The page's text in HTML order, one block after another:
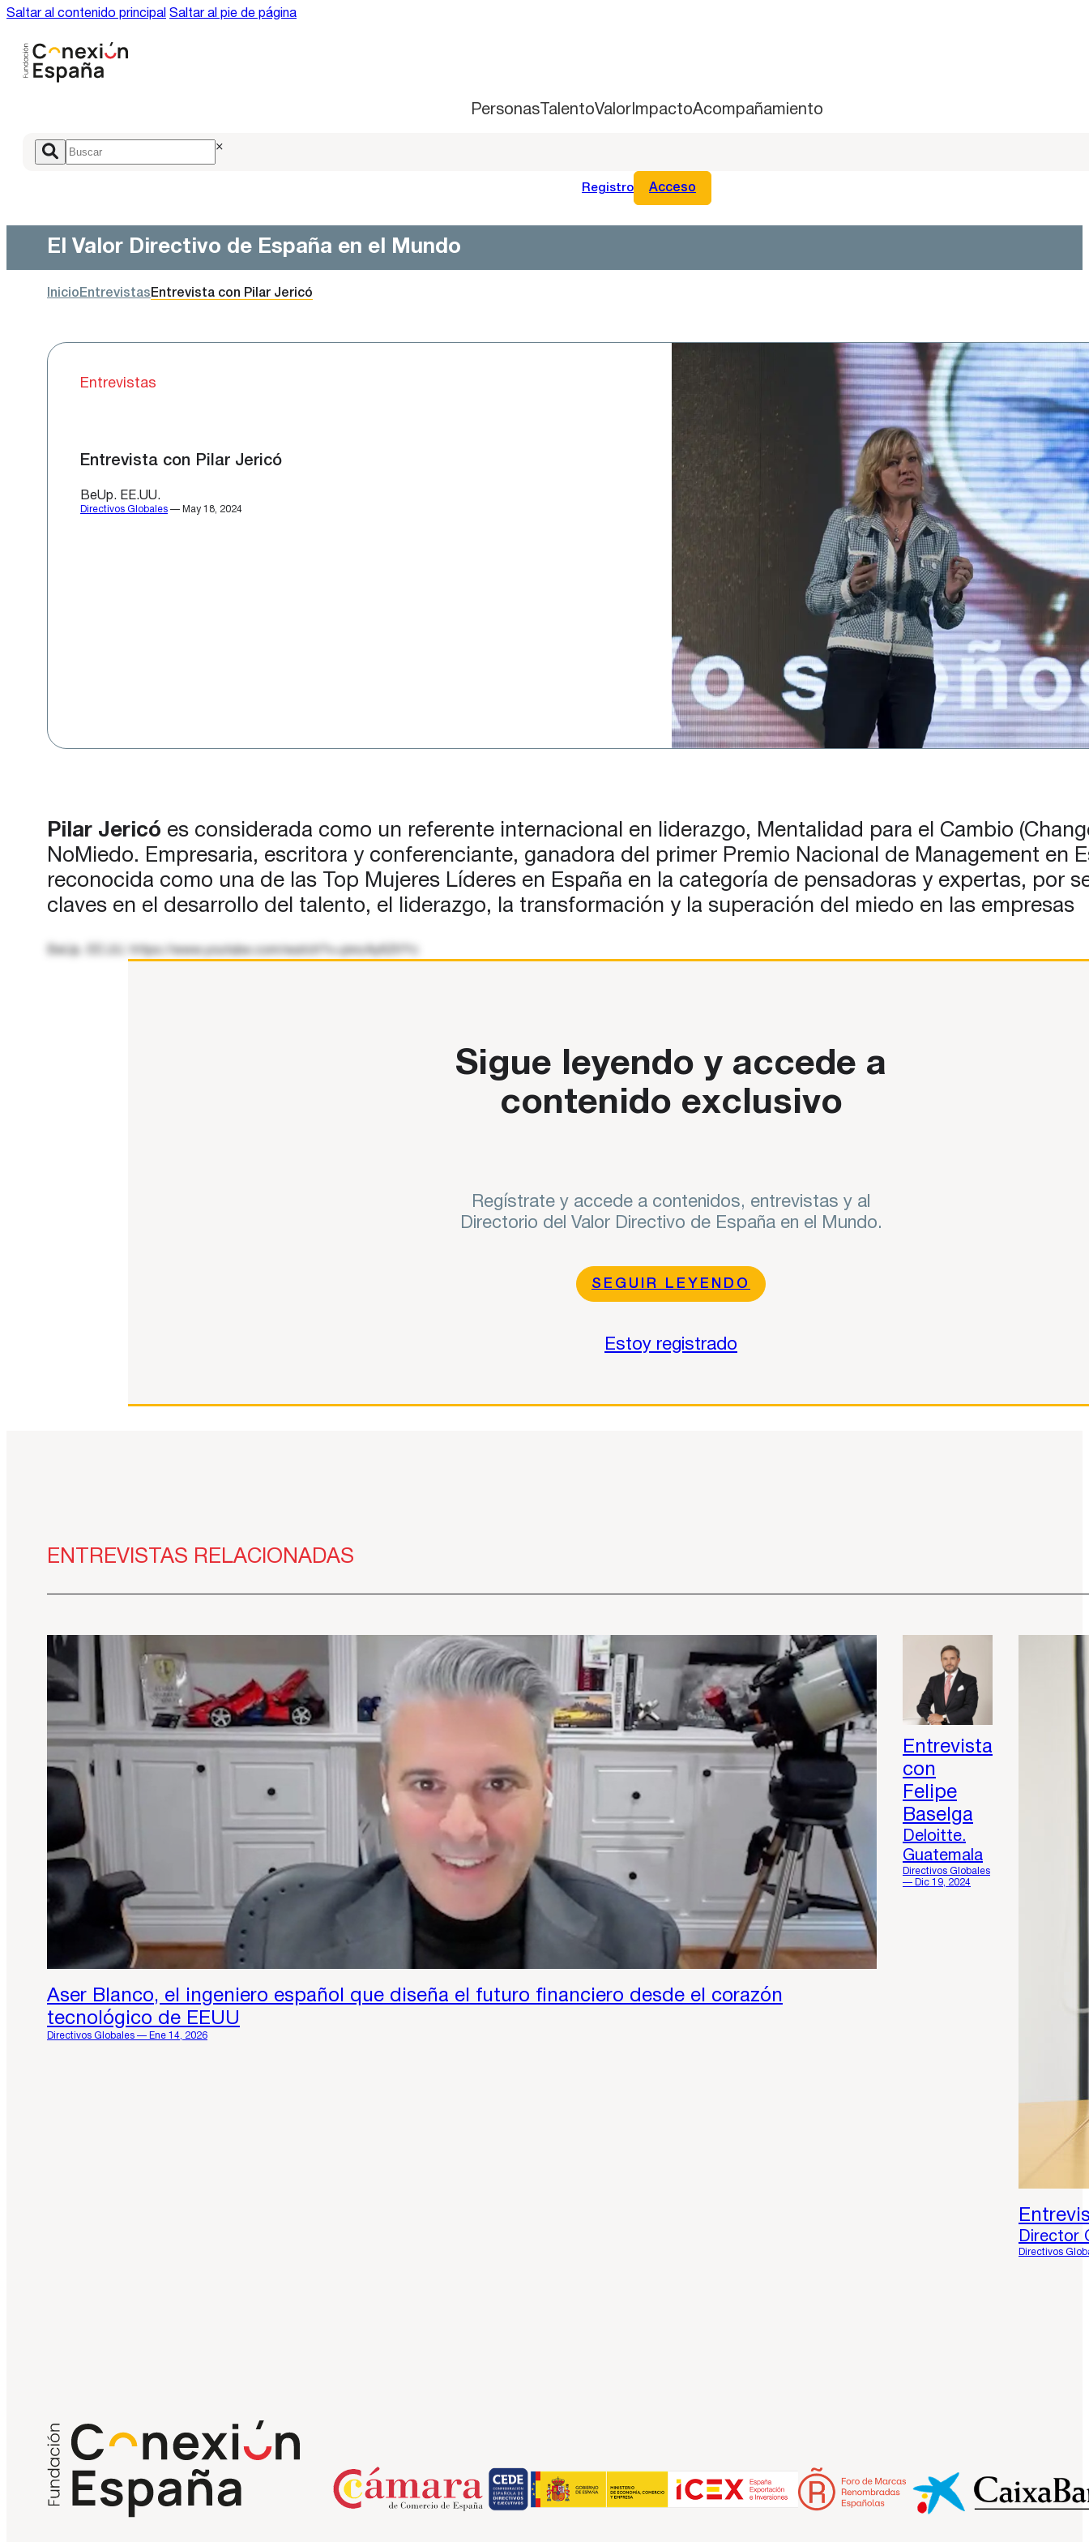
Saltar al contenido principal Saltar al pie de página
PersonasTalentoValorImpactoAcompañamiento
×
Registro Acceso
El Valor Directivo de España en el Mundo
Inicio Entrevistas Entrevista con Pilar Jericó
Entrevistas
Entrevista con Pilar Jericó
BeUp. EE.UU.
Directivos Globales — May 18, 2024
Pilar Jericó es considerada como un referente internacional en liderazgo, Mentalidad para el Cambio
NoMiedo. Empresaria, escritora y conferenciante, ganadora del primer Premio Nacional de Management en
reconocida como una de las Top Mujeres Líderes en España en la categoría de pensadoras y expertas, por
claves en el desarrollo del talento, el liderazgo, la transformación y la superación del miedo en las empresas
Sigue leyendo y accede a
contenido exclusivo
Regístrate y accede a contenidos, entrevistas y al
Directorio del Valor Directivo de España en el Mundo.
SEGUIR LEYENDO
Estoy registrado
ENTREVISTAS RELACIONADAS
Aser Blanco, el ingeniero español que diseña el futuro financiero desde el corazón
tecnológico de EEUU
Directivos Globales — Ene 14, 2026
Entrevista
con
Felipe
Baselga
Deloitte.
Guatemala
Directivos Globales
— Dic 19, 2024
Director
Directivos